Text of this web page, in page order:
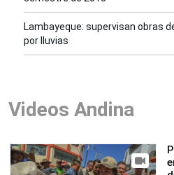
Lambayeque: supervisan obras
por lluvias
Videos Andina